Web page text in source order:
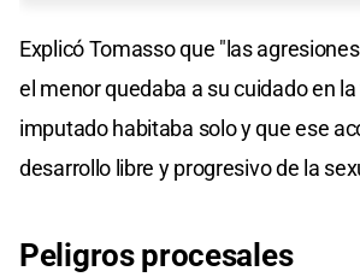
Explicó Tomasso que "las
el menor quedaba a su cuidado en
imputado habitaba solo y que ese
desarrollo libre y progresivo de la
Peligros procesales